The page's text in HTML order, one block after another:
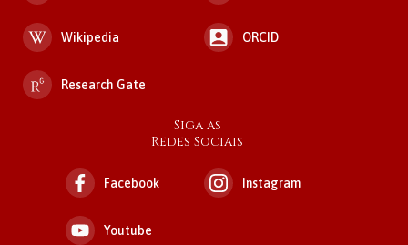
Wikipedia ORCID
Research Gate
Siga as
Redes Sociais
Facebook Instagram
Youtube